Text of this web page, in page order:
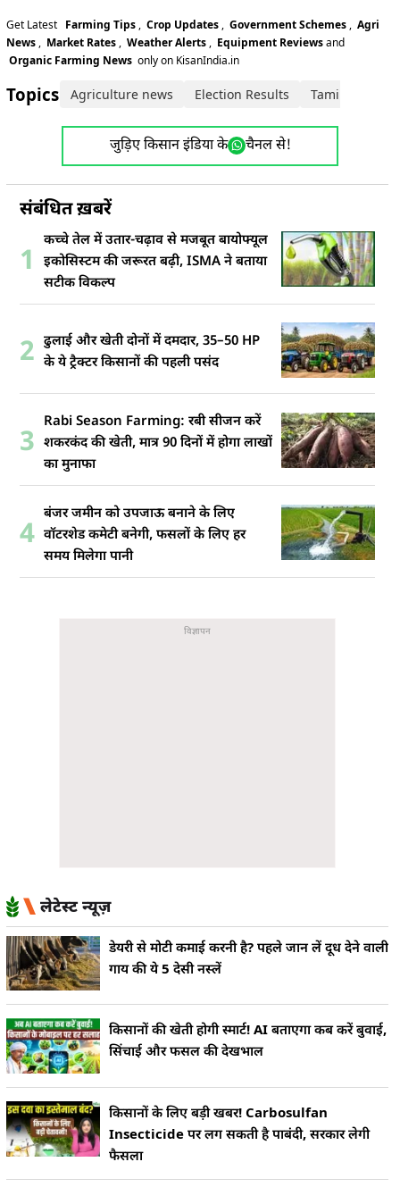
Get Latest Farming Tips , Crop Updates , Government Schemes , Agri
News , Market Rates , Weather Alerts , Equipment Reviewsand
Organic Farming News only on KisanIndia.in
Topics: Agriculture news Election Results Tamil Nadu
जुड़िए किसान इंडिया के चैनल से!
संबंधित ख़बरें
1
कच्चे तेल में उतार-चढ़ाव से मजबूत बायोफ्यूल
इकोसिस्टम की जरूरत बढ़ी, ISMA ने बताया
सटीक विकल्प
2 ढुलाई और खेती दोनों में दमदार, 35–50 HP
के ये ट्रैक्टर किसानों की पहली पसंद
3
Rabi Season Farming: रबी सीजन करें
शकरकंद की खेती, मात्र 90 दिनों में होगा लाखों
का मुनाफा
4
बंजर जमीन को उपजाऊ बनाने के लिए
वॉटरशेड कमेटी बनेगी, फसलों के लिए हर
समय मिलेगा पानी
लेटेस्ट न्यूज़
डेयरी से मोटी कमाई करनी है? पहले जान लें दूध देने वाली
गाय की ये 5 देसी नस्लें
किसानों की खेती होगी स्मार्ट! AI बताएगा कब करें बुवाई,
सिंचाई और फसल की देखभाल
किसानों के लिए बड़ी खबर! Carbosulfan
Insecticide पर लग सकती है पाबंदी, सरकार लेगी
फैसला